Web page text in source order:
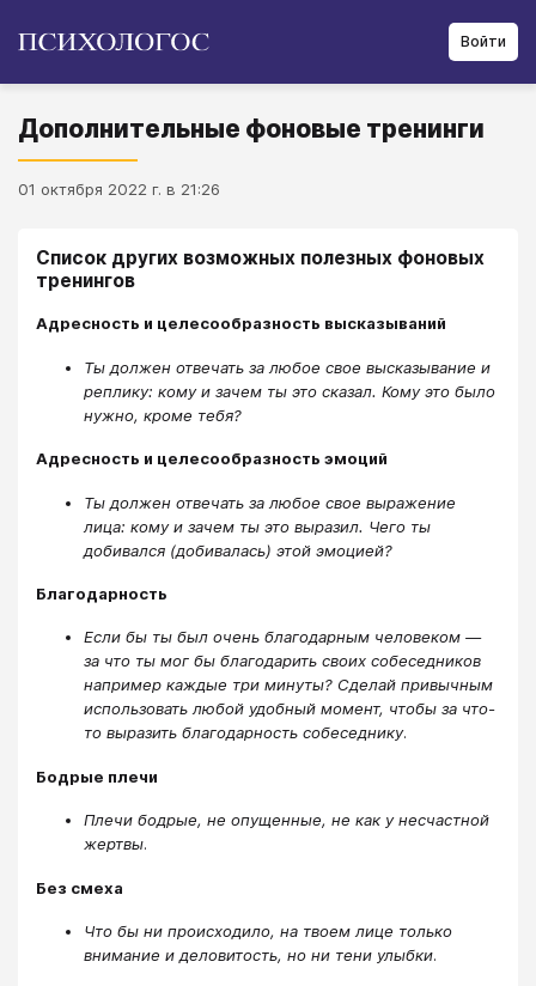
Войти
Дополнительные фоновые тренинги
01 октября 2022 г. в 21:26
Список других возможных полезных фоновых
тренингов
Адресность и целесообразность высказываний
Ты должен отвечать за любое свое высказывание и
реплику: кому и зачем ты это сказал. Кому это было
нужно, кроме тебя?
Адресность и целесообразность эмоций
Ты должен отвечать за любое свое выражение
лица: кому и зачем ты это выразил. Чего ты
добивался (добивалась) этой эмоцией?
Благодарность
Если бы ты был очень благодарным человеком —
за что ты мог бы благодарить своих собеседников
например каждые три минуты? Сделай привычным
использовать любой удобный момент, чтобы за что-
то выразить благодарность собеседнику.
Бодрые плечи
Плечи бодрые, не опущенные, не как у несчастной
жертвы.
Без смеха
Что бы ни происходило, на твоем лице только
внимание и деловитость, но ни тени улыбки.